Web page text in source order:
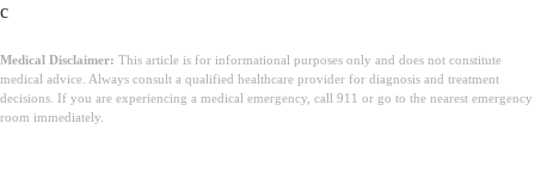
c
Medical Disclaimer: This article is for informational purposes only and does not constitute
medical advice. Always consult a qualified healthcare provider for diagnosis and treatment
decisions. If you are experiencing a medical emergency, call 911 or go to the nearest emergency
room immediately.